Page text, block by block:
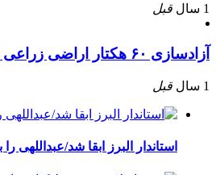
1 سال قبل
آزادسازی ۶۰ هکتار اراضی زراعی از چنگ ویلاسازان
1 سال قبل
استاندار البرز ابقا شد/عبداللهی